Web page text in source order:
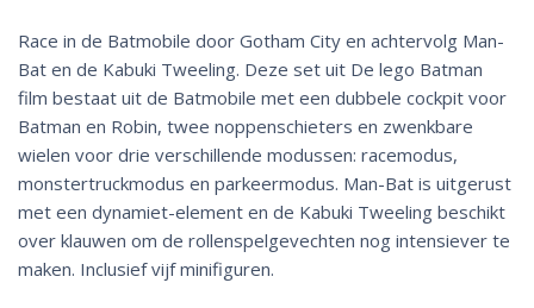
Race in de Batmobile door Gotham City en achtervolg Man-
Bat en de Kabuki Tweeling. Deze set uit De lego Batman
film bestaat uit de Batmobile met een dubbele cockpit voor
Batman en Robin, twee noppenschieters en zwenkbare
wielen voor drie verschillende modussen: racemodus,
monstertruckmodus en parkeermodus. Man-Bat is uitgerust
met een dynamiet-element en de Kabuki Tweeling beschikt
over klauwen om de rollenspelgevechten nog intensiever te
maken. Inclusief vijf minifiguren.